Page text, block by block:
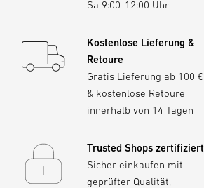
Sa 9:00-12:00 Uhr
Kostenlose Lieferung &
Retoure
Gratis Lieferung ab 100 €
& kostenlose Retoure
innerhalb von 14 Tagen
Trusted Shops zertifiziert
Sicher einkaufen mit
geprüfter Qualität,